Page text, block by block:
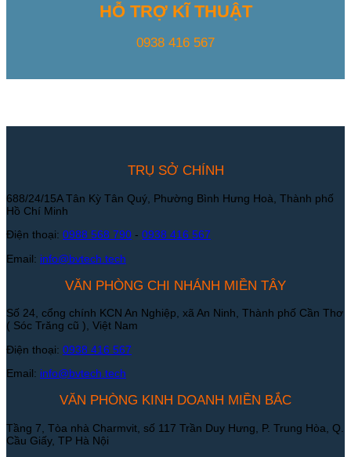
HỖ TRỢ KĨ THUẬT
0938 416 567
TRỤ SỞ CHÍNH
688/24/15A Tân Kỳ Tân Quý, Phường Bình Hưng Hoà, Thành phố
Hồ Chí Minh
Điện thoại: 0988 568 790 - 0938 416 567
Email: info@bvtech.tech
VĂN PHÒNG CHI NHÁNH MIỀN TÂY
Số 24, cổng chính KCN An Nghiệp, xã An Ninh, Thành phố Cần Thơ
( Sóc Trăng cũ ), Việt Nam
Điện thoại: 0938 416 567
Email: info@bvtech.tech
VĂN PHÒNG KINH DOANH MIỀN BẮC
Tầng 7, Tòa nhà Charmvit, số 117 Trần Duy Hưng, P. Trung Hòa, Q.
Cầu Giấy, TP Hà Nội